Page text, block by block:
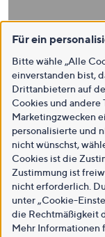
Für ein
Bitte wähle „Alle
einverstanden bist,
Drittanbietern auf
Cookies und andere
Marketingzwecken
personalisierte und
nicht wünschst,
Cookies ist die
Zustimmung ist
nicht erforderlich.
unter „Cookie-
die Rechtmäßigkeit
Mehr Informationen